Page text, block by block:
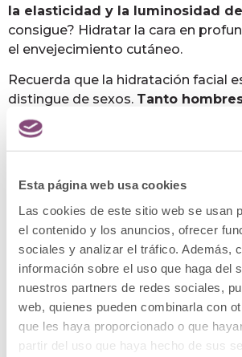
Esta página web usa cookies
Las cookies de este sitio web se usan
el contenido y los anuncios, ofrecer
sociales y analizar el tráfico. Además,
información sobre el uso que haga del
nuestros partners de redes sociales,
web, quienes pueden combinarla con
que les haya proporcionado o que
partir del uso que haya hecho de sus
la elasticidad y la luminosidad
consigue? Hidratar la cara en
el envejecimiento cutáneo.
Recuerda que la hidratación facial
distingue de sexos. Tanto
deben cuidarla
, especialmente si
retrasar los signos de la edad. Así
mejorar el aspecto de tu rostro y
extra de nutrición, en Clínica
los mejores procedimientos para